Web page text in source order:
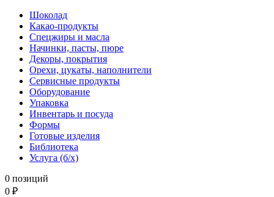
Шоколад
Какао-продукты
Спецжиры и масла
Начинки, пасты, пюре
Декоры, покрытия
Орехи, цукаты, наполнители
Сервисные продукты
Оборудование
Упаковка
Инвентарь и посуда
Формы
Готовые изделия
Библиотека
Услуга (б/х)
0 позиций
0 ₽